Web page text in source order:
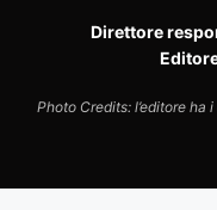
Direttore
Photo Credits: l’editore